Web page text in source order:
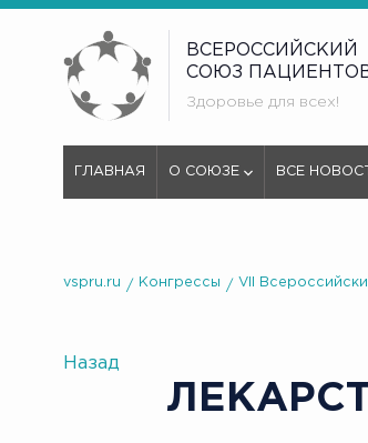
ВСЕРОССИЙСКИЙ
СОЮЗ
Здоровье для всех!
ГЛАВНАЯ О СОЮЗЕ ВСЕ
vspru.ru Конгрессы VII
Назад